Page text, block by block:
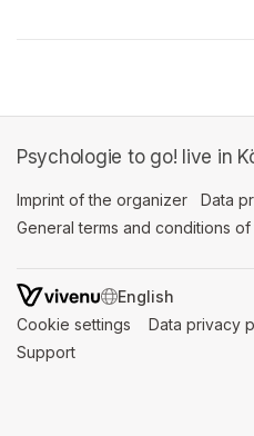
Psychologie to go! live in
Imprint of the organizer (opens
Data
General terms and conditions
SWITCH
Cookie settings (opens in a
Data privacy
Support